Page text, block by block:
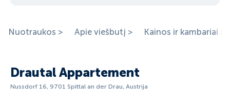
Nuotraukos > Apie viešbutį > Kainos ir kambariai >
Drautal Appartement
Nussdorf 16, 9701 Spittal an der Drau, Austrija